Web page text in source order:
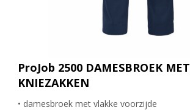
ProJob 2500 DAMESBROEK MET
KNIEZAKKEN
• damesbroek met vlakke voorzijde